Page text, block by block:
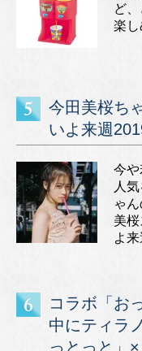
ど
楽し
今田美桜ち
いよ来週
今
人
ゃ
美
よ
コラボ「お
中にティラ
っとっと」